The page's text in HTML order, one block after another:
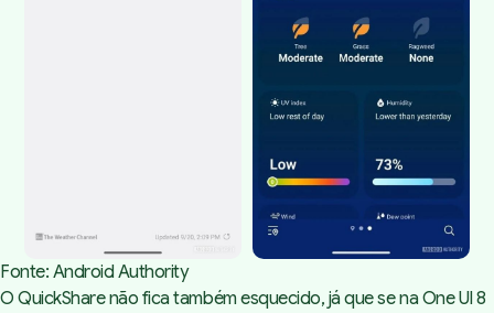
Fonte: Android Authority
O QuickShare não fica também esquecido, já que se na One UI 8